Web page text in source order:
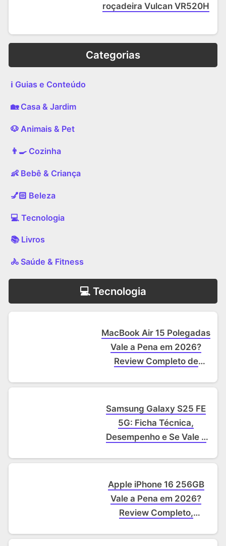
roçadeira Vulcan VR520H
Categorias
ℹ️ Guias e Conteúdo
🏡 Casa & Jardim
🐶 Animais & Pet
👨‍🍳 Cozinha
👶 Bebê & Criança
💅🏻 Beleza
‍💻 Tecnologia
📚 Livros
🚴 Saúde & Fitness
‍💻 Tecnologia
MacBook Air 15 Polegadas
Vale a Pena em 2026?
Review Completo de
Samsung Galaxy S25 FE
5G: Ficha Técnica,
Desempenho e Se Vale a
Apple iPhone 16 256GB
Vale a Pena em 2026?
Review Completo,